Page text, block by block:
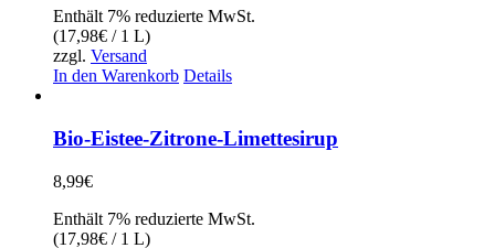
Enthält 7% reduzierte MwSt.
(17,98€ / 1 L)
zzgl. Versand
In den Warenkorb Details
Bio-Eistee-Zitrone-Limettesirup
8,99€
Enthält 7% reduzierte MwSt.
(17,98€ / 1 L)